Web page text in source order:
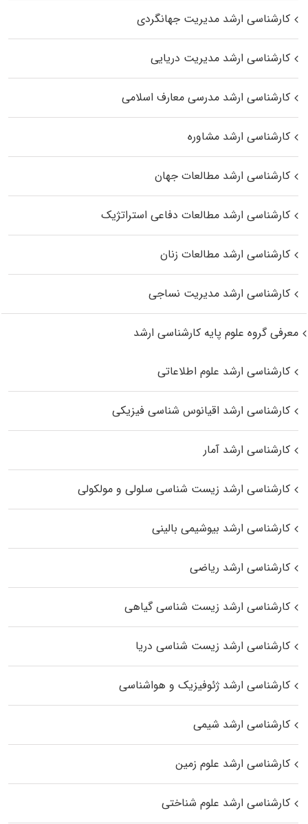
کارشناسی ارشد مدیریت جهانگردی
کارشناسی ارشد مدیریت دریایی
کارشناسی ارشد مدرسی معارف اسلامی
کارشناسی ارشد مشاوره
کارشناسی ارشد مطالعات جهان
کارشناسی ارشد مطالعات دفاعی استراتژیک
کارشناسی ارشد مطالعات زنان
کارشناسی ارشد مدیریت نساجی
معرفی گروه علوم پایه کارشناسی ارشد
کارشناسی ارشد علوم اطلاعاتی
کارشناسی ارشد اقیانوس‌ شناسی فیزیکی
کارشناسی ارشد آمار
کارشناسی ارشد زیست شناسی سلولی و مولکولی
کارشناسی ارشد بیوشیمی بالینی
کارشناسی ارشد ریاضی
کارشناسی ارشد زیست‌ شناسی گیاهی
کارشناسی ارشد زیست‌ شناسی دریا
کارشناسی ارشد ژئوفیزیک و هواشناسی
کارشناسی ارشد شیمی
کارشناسی ارشد علوم زمین
کارشناسی ارشد علوم شناختی